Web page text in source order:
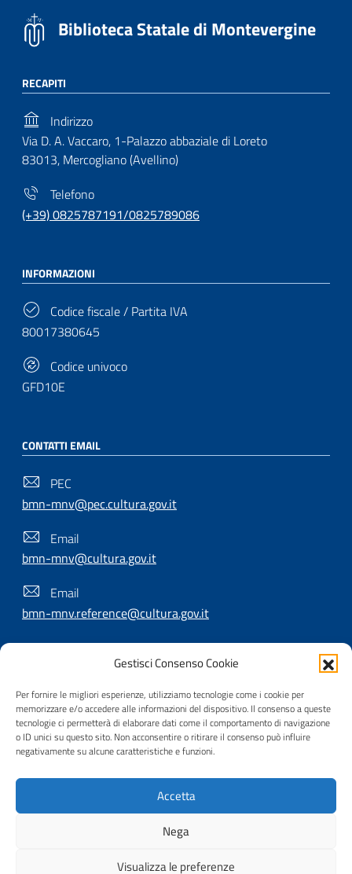
Gestisci Consenso Cookie
Per fornire le migliori esperienze, utilizziamo tecnologie come i cookie per
memorizzare e/o accedere alle informazioni del dispositivo. Il consenso a queste
tecnologie ci permetterà di elaborare dati come il comportamento di navigazione
o ID unici su questo sito. Non acconsentire o ritirare il consenso può influire
negativamente su alcune caratteristiche e funzioni.
Accetta
Nega
Visualizza le preferenze
Biblioteca Statale di Montevergine
RECAPITI
Indirizzo
Via D. A. Vaccaro, 1-Palazzo abbaziale di Loreto
83013, Mercogliano (Avellino)
Telefono
(+39) 0825787191/0825789086
INFORMAZIONI
Codice fiscale / Partita IVA
80017380645
Codice univoco
GFD10E
CONTATTI EMAIL
PEC
bmn-mnv@pec.cultura.gov.it
Email
bmn-mnv@cultura.gov.it
Email
bmn-mnv.reference@cultura.gov.it
Useful Links Section
Privacy | Cookie policy | Contatti |
accessibilità | Crediti | Nota di copyright | Realizzato da